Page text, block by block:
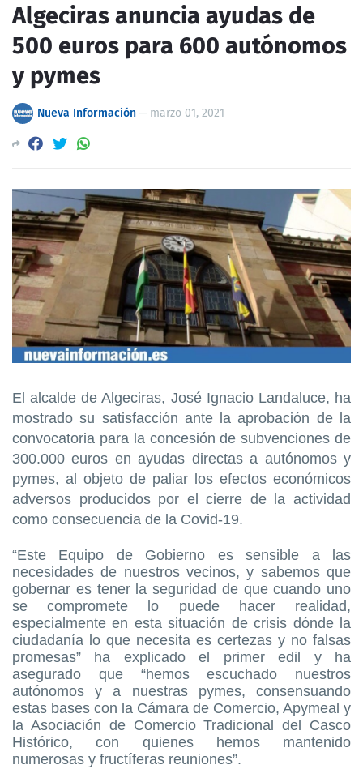
Algeciras anuncia ayudas de
500 euros para 600 autónomos
y pymes
Nueva Información— marzo 01, 2021
El alcalde de Algeciras, José Ignacio Landaluce, ha
mostrado su satisfacción ante la aprobación de la
convocatoria para la concesión de subvenciones de
300.000 euros en ayudas directas a autónomos y
pymes, al objeto de paliar los efectos económicos
adversos producidos por el cierre de la actividad
como consecuencia de la Covid-19.
“Este Equipo de Gobierno es sensible a las
necesidades de nuestros vecinos, y sabemos que
gobernar es tener la seguridad de que cuando uno
se compromete lo puede hacer realidad,
especialmente en esta situación de crisis dónde la
ciudadanía lo que necesita es certezas y no falsas
promesas” ha explicado el primer edil y ha
asegurado que “hemos escuchado nuestros
autónomos y a nuestras pymes, consensuando
estas bases con la Cámara de Comercio, Apymeal y
la Asociación de Comercio Tradicional del Casco
Histórico, con quienes hemos mantenido
numerosas y fructíferas reuniones”.